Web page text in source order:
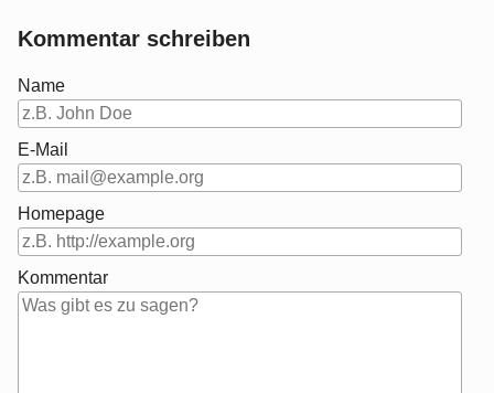
Kommentar schreiben
Name
E-Mail
Homepage
Kommentar